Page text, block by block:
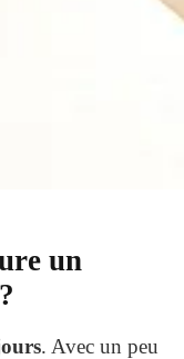
un
. Avec un peu